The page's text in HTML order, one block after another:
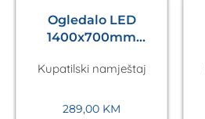
Ogledalo LED
1400x700mm
Kupatilski namještaj
289,00 KM